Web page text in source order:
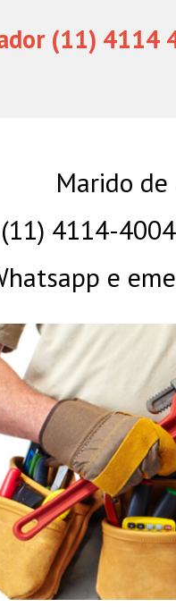
(11) 4114
Marido
(11) 4114-
e